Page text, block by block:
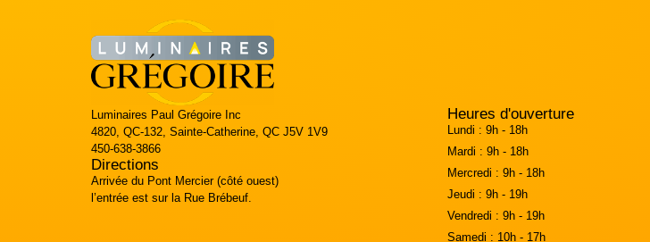
Luminaires Paul Grégoire Inc
4820, QC-132, Sainte-Catherine, QC J5V 1V9
450-638-3866
Directions
Arrivée du Pont Mercier (côté ouest)
l’entrée est sur la Rue Brébeuf.
Heures d'ouverture
Lundi : 9h - 18h
Mardi : 9h - 18h
Mercredi : 9h - 18h
Jeudi : 9h - 19h
Vendredi : 9h - 19h
Samedi : 10h - 17h